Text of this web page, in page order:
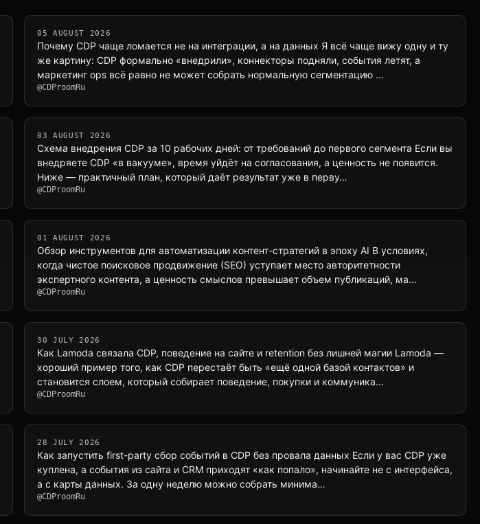
05 AUGUST 2026
Почему CDP чаще ломается не на интеграции, а на данных Я всё чаще вижу одну и ту
же картину: CDP формально «внедрили», коннекторы подняли, события летят, а
маркетинг ops всё равно не может собрать нормальную сегментацию …
@CDProomRu
03 AUGUST 2026
Схема внедрения CDP за 10 рабочих дней: от требований до первого сегмента Если вы
внедряете CDP «в вакууме», время уйдёт на согласования, а ценность не появится.
Ниже — практичный план, который даёт результат уже в перву…
@CDProomRu
01 AUGUST 2026
Обзор инструментов для автоматизации контент-стратегий в эпоху AI В условиях,
когда чистое поисковое продвижение (SEO) уступает место авторитетности
экспертного контента, а ценность смыслов превышает объем публикаций, ма…
@CDProomRu
30 JULY 2026
Как Lamoda связала CDP, поведение на сайте и retention без лишней магии Lamoda —
хороший пример того, как CDP перестаёт быть «ещё одной базой контактов» и
становится слоем, который собирает поведение, покупки и коммуника…
@CDProomRu
28 JULY 2026
Как запустить first-party сбор событий в CDP без провала данных Если у вас CDP уже
куплена, а события из сайта и CRM приходят «как попало», начинайте не с интерфейса,
а с карты данных. За одну неделю можно собрать минима…
@CDProomRu